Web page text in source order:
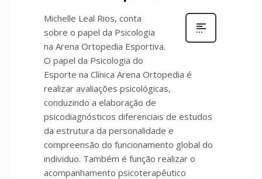
Michelle Leal Rios, conta
sobre o papel da Psicologia
na Arena Ortopedia Esportiva.
O papel da Psicologia do
Esporte na Clínica Arena Ortopedia é
realizar avaliações psicológicas,
conduzindo a elaboração de
psicodiagnósticos diferenciais de estudos
da estrutura da personalidade e
compreensão do funcionamento global do
individuo. Também é função realizar o
acompanhamento psicoterapêutico